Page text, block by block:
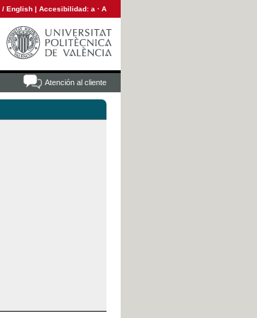
/ English | Accesibilidad: a · A
Atención al cliente